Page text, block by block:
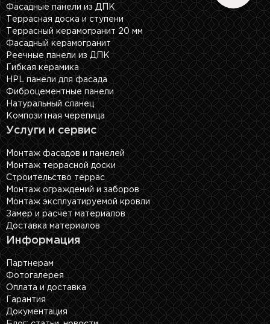
Фасадные панели из ДПК
Террасная доска и ступени
Террасный керамогранит 20 мм
Фасадный керамогранит
Реечные панели из ДПК
Гибкая керамика
HPL панели для фасада
Фиброцементные панели
Натуральный сланец
Композитная черепица
Услуги и сервис
Монтаж фасадов и панелей
Монтаж террасной доски
Строительство террас
Монтаж ограждений и заборов
Монтаж эксплуатируемой кровли
Замер и расчет материалов
Доставка материалов
Информация
Партнерам
Фотогалерея
Оплата и доставка
Гарантия
Документация